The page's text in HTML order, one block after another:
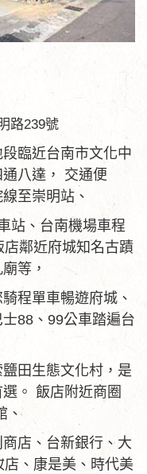
路239號
臨近台南市文化中
八達， 交通便
至崇明站、
站、台南機場車程
鄰近府城知名古蹟
等，
程單車暢遊府城、
88、99公車踏遍台
田生態文化村，是
。 飯店附近商圈
、
店、台新銀行、大
、康是美、時代美